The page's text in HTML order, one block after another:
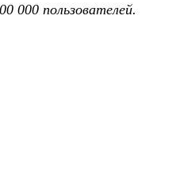
000 пользователей.